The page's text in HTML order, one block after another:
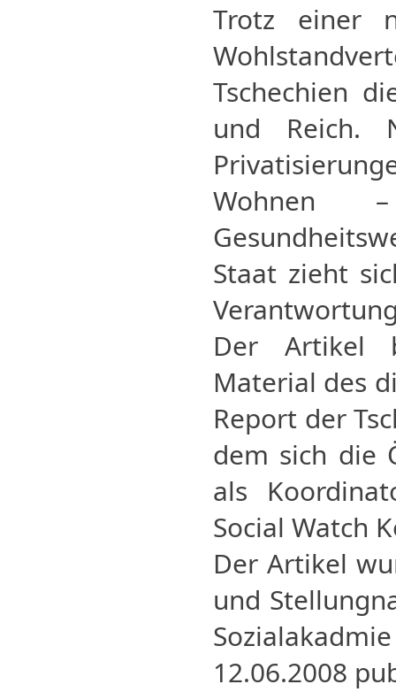
Trotz einer
Tschechien
und Reich.
Staat zieht
Der Artikel
Material des
Report der
dem sich die
als
Social Watch
Der Artikel
und
12.06.2008